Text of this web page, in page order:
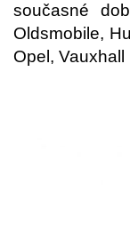
současné
Oldsmobile,
Opel,